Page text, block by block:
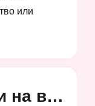
или
Услуги в салоне и на выезд